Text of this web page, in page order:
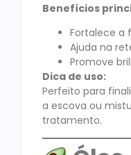
Benefícios
Fortalece a
Ajuda na
Promove
Dica de uso:
Perfeito para
a escova ou
tratamento.